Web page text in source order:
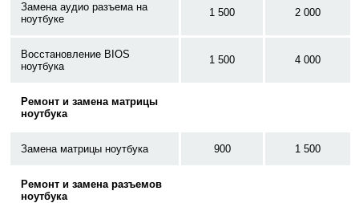
Замена аудио разъема на
ноутбуке
1 500 2 000
Восстановление BIOS
ноутбука
1 500 4 000
Ремонт и замена матрицы
ноутбука
Замена матрицы ноутбука 900 1 500
Ремонт и замена разъемов
ноутбука